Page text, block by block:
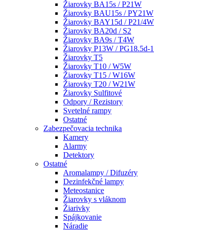
Žiarovky BA15s / P21W
Žiarovky BAU15s / PY21W
Žiarovky BAY15d / P21/4W
Žiarovky BA20d / S2
Žiarovky BA9s / T4W
Žiarovky P13W / PG18.5d-1
Žiarovky T5
Žiarovky T10 / W5W
Žiarovky T15 / W16W
Žiarovky T20 / W21W
Žiarovky Sulfitové
Odpory / Rezistory
Svetelné rampy
Ostatné
Zabezpečovacia technika
Kamery
Alarmy
Detektory
Ostatné
Aromalampy / Difuzéry
Dezinfekčné lampy
Meteostanice
Žiarovky s vláknom
Žiarivky
Spájkovanie
Náradie